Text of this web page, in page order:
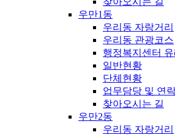
우만1동
우리동 자랑거리
우리동 관광코스
행정복지센터 유
일반현황
단체현황
업무담당 및 연
찾아오시는 길
우만2동
우리동 자랑거리